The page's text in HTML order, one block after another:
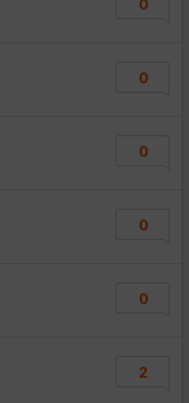
0
0
0
0
0
2